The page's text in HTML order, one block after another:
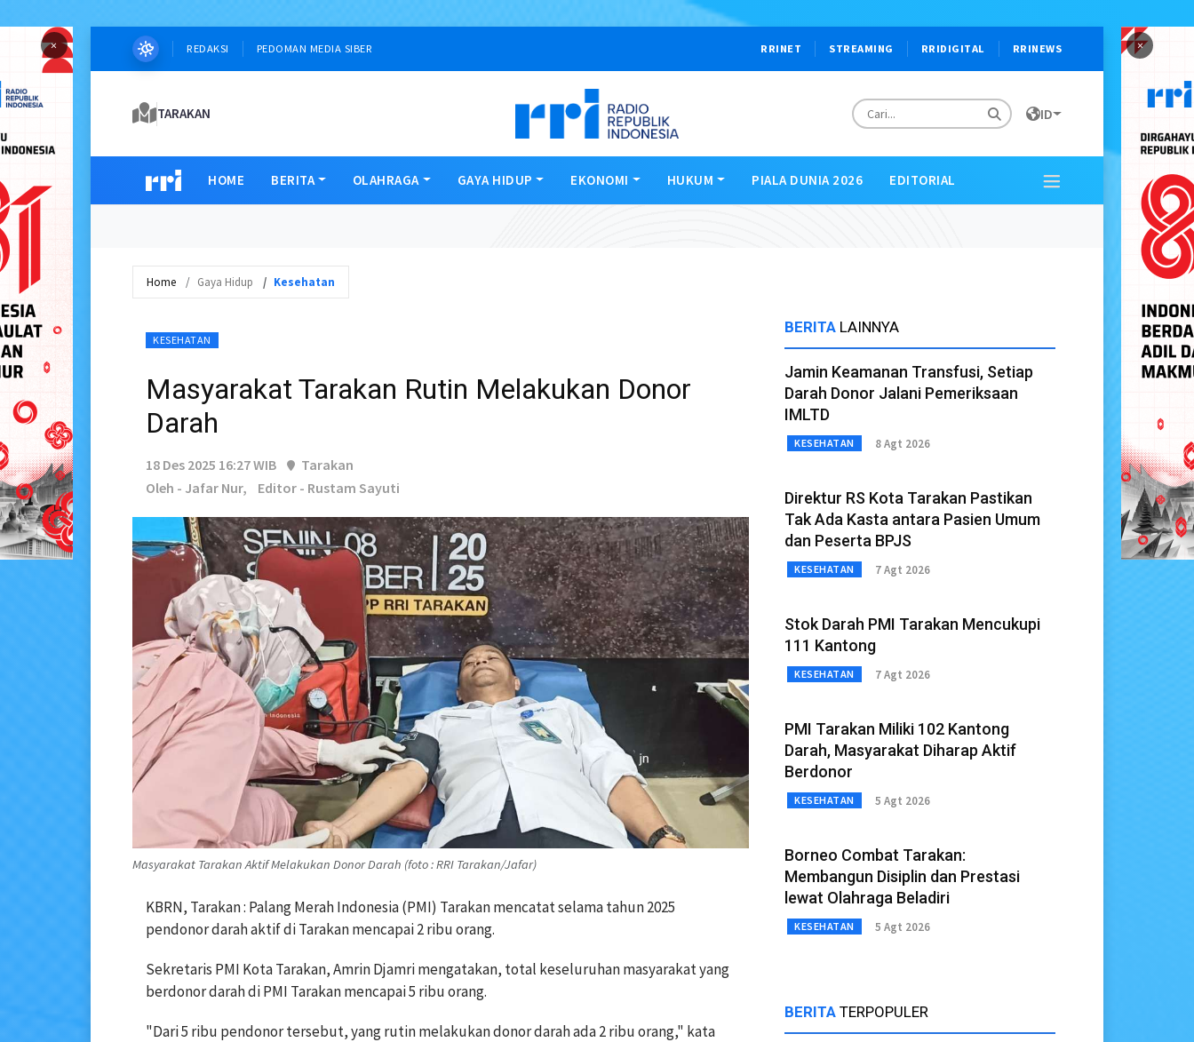
× ×
REDAKSI PEDOMAN MEDIA SIBER RRINET STREAMING RRIDIGITAL RRINEWS
TARAKAN ID
HOME BERITA OLAHRAGA GAYA HIDUP EKONOMI HUKUM PIALA DUNIA 2026 EDITORIAL
Home Gaya Hidup Kesehatan
KESEHATAN
Masyarakat Tarakan Rutin Melakukan Donor
Darah
18 Des 2025 16:27 WIB
Tarakan
Oleh - Jafar Nur,
Editor - Rustam Sayuti
Masyarakat Tarakan Aktif Melakukan Donor Darah (foto : RRI Tarakan/Jafar)
KBRN, Tarakan : Palang Merah Indonesia (PMI) Tarakan mencatat selama tahun 2025
pendonor darah aktif di Tarakan mencapai 2 ribu orang.
Sekretaris PMI Kota Tarakan, Amrin Djamri mengatakan, total keseluruhan masyarakat yang
berdonor darah di PMI Tarakan mencapai 5 ribu orang.
"Dari 5 ribu pendonor tersebut, yang rutin melakukan donor darah ada 2 ribu orang," kata
BERITA LAINNYA
Jamin Keamanan Transfusi, Setiap
Darah Donor Jalani Pemeriksaan
IMLTD
KESEHATAN 8 Agt 2026
Direktur RS Kota Tarakan Pastikan
Tak Ada Kasta antara Pasien Umum
dan Peserta BPJS
KESEHATAN 7 Agt 2026
Stok Darah PMI Tarakan Mencukupi
111 Kantong
KESEHATAN 7 Agt 2026
PMI Tarakan Miliki 102 Kantong
Darah, Masyarakat Diharap Aktif
Berdonor
KESEHATAN 5 Agt 2026
Borneo Combat Tarakan:
Membangun Disiplin dan Prestasi
lewat Olahraga Beladiri
KESEHATAN 5 Agt 2026
BERITA TERPOPULER